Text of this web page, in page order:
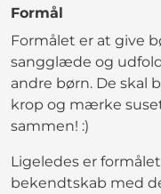
Formål
Formålet er at give
sangglæde og
andre børn. De skal
krop og mærke
sammen! :)
Ligeledes er
bekendtskab med